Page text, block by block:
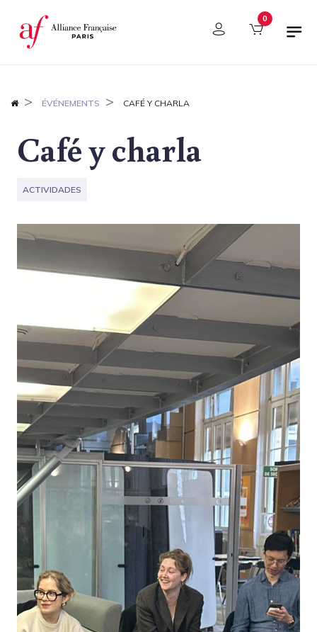
Panel de gestión de cookies 0
ÉVÉNEMENTS CAFÉ Y CHARLA
Café y charla
ACTIVIDADES